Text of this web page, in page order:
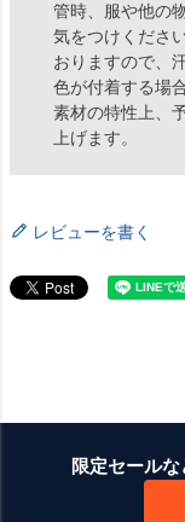
管時、服や他の
気をつけくださ
おりますので、
色が付着する場
素材の特性上、
上げます。
レビューを書く
限定セール